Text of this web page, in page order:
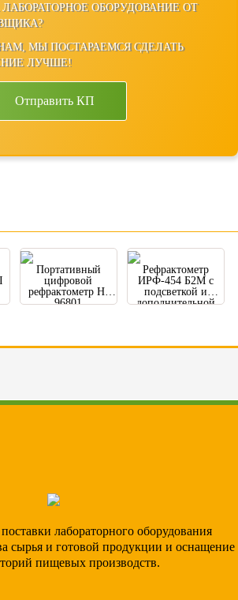
ОБОРУДОВАНИЕ ОТ
МЫ ПОСТАРАЕМСЯ СДЕЛАТЬ
ЛУЧШЕ!
Отправить КП
Портативный
цифровой
рефрактометр HI
96801
Рефрактометр
ИРФ-454 Б2М с
подсветкой и
дополнительной
лабораторного оборудования
сырья и готовой продукции и оснащение
пищевых производств.